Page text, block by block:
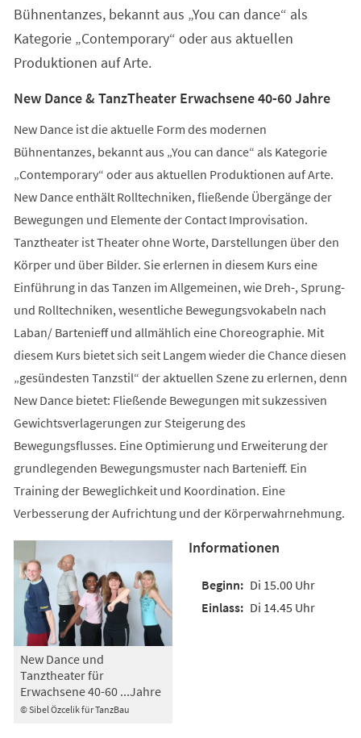
Bühnentanzes, bekannt aus „You can dance“ als
Kategorie „Contemporary“ oder aus aktuellen
Produktionen auf Arte.
New Dance & TanzTheater Erwachsene 40-60 Jahre
New Dance ist die aktuelle Form des modernen
Bühnentanzes, bekannt aus „You can dance“ als Kategorie
„Contemporary“ oder aus aktuellen Produktionen auf Arte.
New Dance enthält Rolltechniken, fließende Übergänge der
Bewegungen und Elemente der Contact Improvisation.
Tanztheater ist Theater ohne Worte, Darstellungen über den
Körper und über Bilder. Sie erlernen in diesem Kurs eine
Einführung in das Tanzen im Allgemeinen, wie Dreh-, Sprung-
und Rolltechniken, wesentliche Bewegungsvokabeln nach
Laban/ Bartenieff und allmählich eine Choreographie. Mit
diesem Kurs bietet sich seit Langem wieder die Chance diesen
„gesündesten Tanzstil“ der aktuellen Szene zu erlernen, denn
New Dance bietet: Fließende Bewegungen mit sukzessiven
Gewichtsverlagerungen zur Steigerung des
Bewegungsflusses. Eine Optimierung und Erweiterung der
grundlegenden Bewegungsmuster nach Bartenieff. Ein
Training der Beweglichkeit und Koordination. Eine
Verbesserung der Aufrichtung und der Körperwahrnehmung.
© Sibel Özcelik für TanzBau
New Dance und
Tanztheater für
Erwachsene 40-60 ...Jahre
Informationen
Di 15.00 Uhr
Di 14.45 Uhr